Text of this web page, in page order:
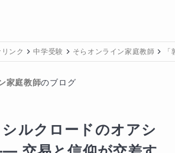
ンク 中学受験 そらオンライン家庭教師
家庭教師のブログ
ルクロードのオアシ